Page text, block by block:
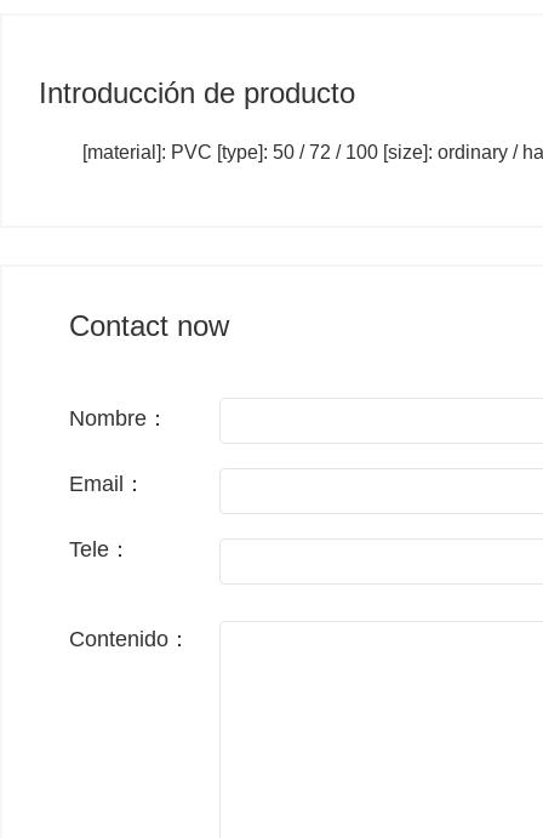
Introducción de producto
[material]: PVC [type]: 50 / 72 / 100 [size]: ordinary /
Contact now
Nombre：
Email：
Tele：
Contenido：